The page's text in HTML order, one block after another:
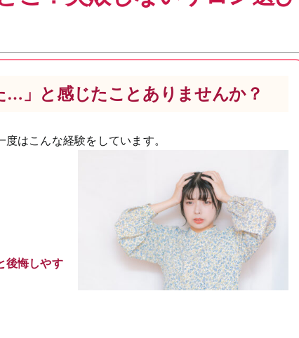
」と感じたことありませんか？
はこんな経験をしています。
後悔しやす